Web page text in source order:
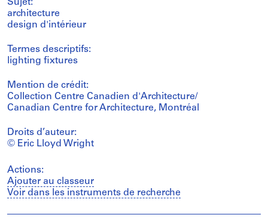
Sujet:
architecture
design d'intérieur
Termes descriptifs:
lighting fixtures
Mention de crédit:
Collection Centre Canadien d'Architecture/
Canadian Centre for Architecture, Montréal
Droits d’auteur:
© Eric Lloyd Wright
Actions:
Ajouter au classeur
Voir dans les instruments de recherche